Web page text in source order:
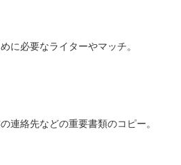
に必要なライターやマッチ。
連絡先などの重要書類のコピー。